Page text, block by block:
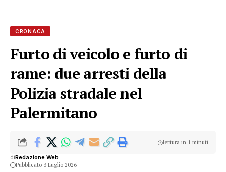
CRONACA
Furto di veicolo e furto di
rame: due arresti della
Polizia stradale nel
Palermitano
diRedazione Web
Pubblicato 3 Luglio 2026
lettura in 1 minuti